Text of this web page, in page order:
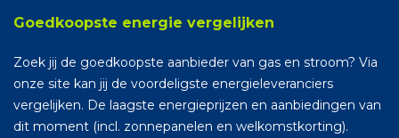
Goedkoopste energie vergelijken
Zoek jij de goedkoopste aanbieder van gas en stroom? Via
onze site kan jij de voordeligste energieleveranciers
vergelijken. De laagste energieprijzen en aanbiedingen van
dit moment (incl. zonnepanelen en welkomstkorting).